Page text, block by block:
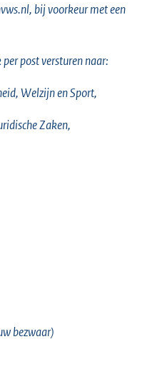
bij voorkeur met een
post versturen naar:
Welzijn en Sport,
Zaken,
bezwaar)